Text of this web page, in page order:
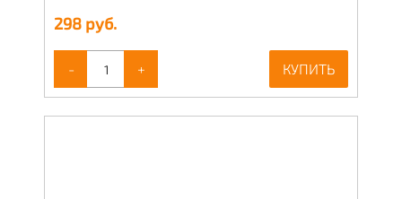
298 руб.
- + КУПИТЬ